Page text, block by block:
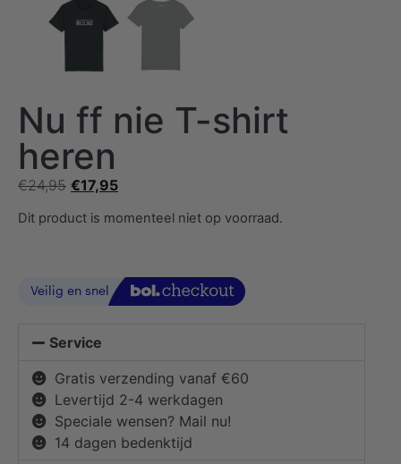
Nu ff nie T-shirt
heren
€24,95 €17,95
Dit product is momenteel niet op voorraad.
Service
Gratis verzending vanaf €60
Levertijd 2-4 werkdagen
Speciale wensen? Mail nu!
14 dagen bedenktijd